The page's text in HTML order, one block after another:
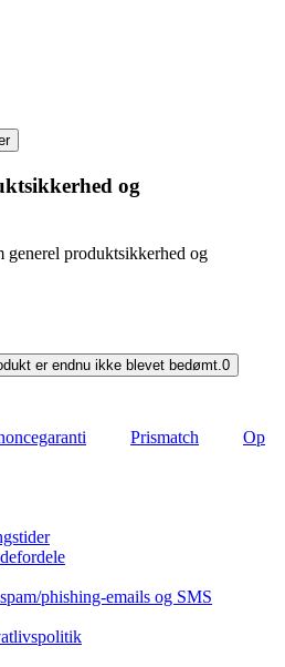
og
produktsikkerhed og
er endnu ikke blevet bedømt. 0
Prismatch
Op
phishing-emails og SMS